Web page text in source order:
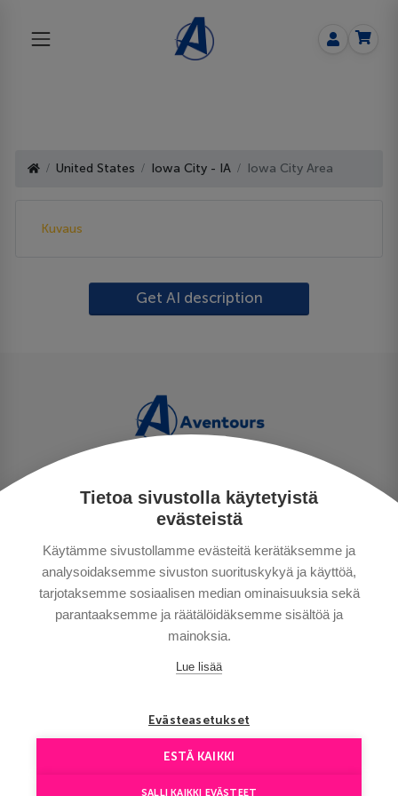
Tietoa sivustolla käytetyistä
evästeistä
Käytämme sivustollamme evästeitä kerätäksemme ja
analysoidaksemme sivuston suorituskykyä ja käyttöä,
tarjotaksemme sosiaalisen median ominaisuuksia sekä
parantaaksemme ja räätälöidäksemme sisältöä ja
mainoksia.
Lue lisää
Evästeasetukset
ESTÄ KAIKKI
SALLI KAIKKI EVÄSTEET
United States Iowa City - IA Iowa City Area
Kuvaus
Get AI description
TIETOSUOJA
MAKSUTAVAT
MATKAEHDOT
HYVÄ TIETÄÄ
YHTEYSTIEDOT
Сopyright © Aventours 2026